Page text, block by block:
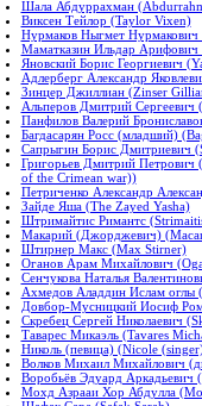
Шала Абдуррахман
Виксен Тейлор (Taylor Vixen)
Нурмаков Ныгмет
Маматказин Ильдар
Яновский Борис Георгиевич
Адлерберг Александр
Зинцер Джиллиан (Zinser
Альперов Дмитрий
Панфилов Валерий
Багдасарян Росс (младший)
Сапрыгин Борис Дмитриевич
Григорьев Дмитрий
of the Crimean war))
Петриченко Александр
Зайде Яша (The Zayed Yasha)
Штримайтис Римантс
Макарий (Джорджевич)
Штирнер Макс (Max Stirner)
Оганов Арам Михайлович
Сенчукова Наталья
Ахмедов Аладдин Ислам
Довбор-Мусницкий Иосиф
Скребец Сергей Николаевич
Таварес Микаэль (Tavares
Николь (певица) (Nicole
Волков Михаил Михайлович
Воробьёв Эдуард
Мохд Азрааи Хор Абдулла